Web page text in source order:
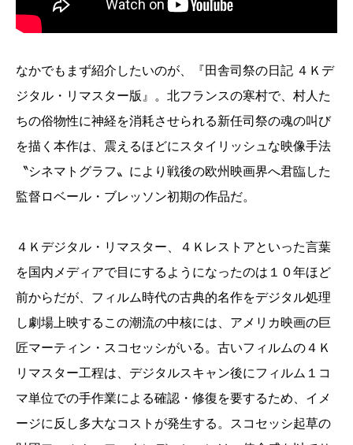
なかでもまず紹介したいのが、『田舎司祭の日記 ４Ｋデ
ジタル・リマスター版』。北フランスの寒村で、村人た
ちの俗物性に神経を消耗させられる新任司祭の魂の叫び
を描く本作は、震えるほどにスタイリッシュな映像手法
〝シネマトグラフ〟により戦後の欧州映画界へ君臨した
監督ロベール・ブレッソン初期の作品だ。
４Ｋデジタル・リマスター、４Ｋレストアといった言葉
を国内メディアで目にするようになったのは１０年ほど
前からだが、フィルム時代の古典的名作をデジタル処理
し劇場上映するこの潮流の中核には、アメリカ映画の巨
匠マーティン・スコセッシがいる。古いフィルムの４Ｋ
リマスター工程は、デジタルスキャン後にフィルム１コ
マ単位での手作業による確認・修復を要するため、イメ
ージに反し多大なコストが発生する。スコセッシ起草の